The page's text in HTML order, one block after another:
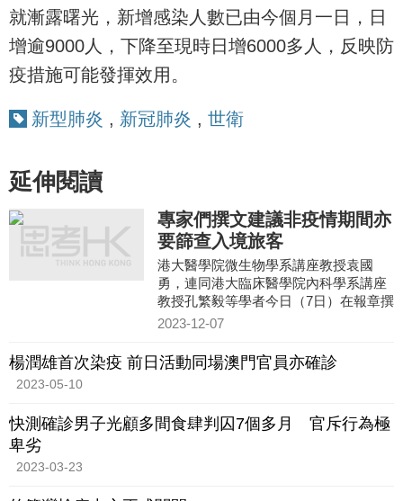
就漸露曙光，新增感染人數已由今個月一日，日
增逾9000人，下降至現時日增6000多人，反映防
疫措施可能發揮效用。
新型肺炎 , 新冠肺炎 , 世衛
延伸閱讀
專家們撰文建議非疫情期間亦
要篩查入境旅客
港大醫學院微生物學系講座教授袁國
勇，連同港大臨床醫學院內科學系講座
教授孔繁毅等學者今日（7日）在報章撰
文，就香港未來應對疫情提出建議，指
2023-12-07
楊潤雄首次染疫 前日活動同場澳門官員亦確診
2023-05-10
快測確診男子光顧多間食肆判囚7個多月 官斥行為極
卑劣
2023-03-23